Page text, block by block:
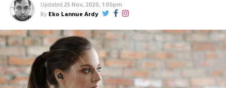
Updated 25 Nov, 2020, 1:00pm
By Eko Lannue Ardy